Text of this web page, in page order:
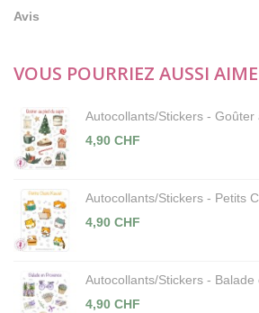
Avis
VOUS POURRIEZ AUSSI
Autocollants/Stickers - Goûter
4,90 CHF
Autocollants/Stickers - Petits
4,90 CHF
Autocollants/Stickers - Balade
4,90 CHF